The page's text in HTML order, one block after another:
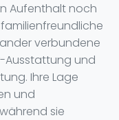
Aufenthalt noch
verbundene
Ausstattung und
Ihre Lage
und
sie